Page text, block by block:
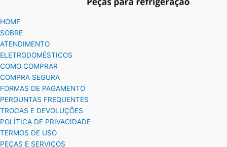
HOME
SOBRE
ATENDIMENTO
ELETRODOMÉSTICOS
COMO COMPRAR
COMPRA SEGURA
FORMAS DE PAGAMENTO
PERGUNTAS FREQUENTES
TROCAS E DEVOLUÇÕES
POLÍTICA DE PRIVACIDADE
TERMOS DE USO
PEÇAS E SERVIÇOS